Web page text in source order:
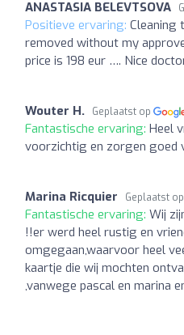
ANASTASIA BELEVTSOVA
Positieve ervaring: Cleaning
removed without my
price is 198 eur …. Nice
Wouter H. Geplaatst op
Fantastische ervaring: Heel
voorzichtig en zorgen goed
Marina Ricquier Geplaatst op
Fantastische ervaring: Wij
!!er werd heel rustig en
omgegaan,waarvoor heel
kaartje die wij mochten
,vanwege pascal en marina